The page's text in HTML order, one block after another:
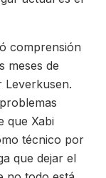
comprensión
meses de
Leverkusen.
que Xabi
técnico por
que dejar el